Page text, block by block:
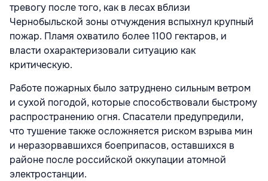
тревогу после того, как в лесах вблизи
Чернобыльской зоны отчуждения вспыхнул крупный
пожар. Пламя охватило более 1100 гектаров, и
власти охарактеризовали ситуацию как
критическую.
Работе пожарных было затруднено сильным ветром
и сухой погодой, которые способствовали быстрому
распространению огня. Спасатели предупредили,
что тушение также осложняется риском взрыва мин
и неразорвавшихся боеприпасов, оставшихся в
районе после российской оккупации атомной
электростанции.